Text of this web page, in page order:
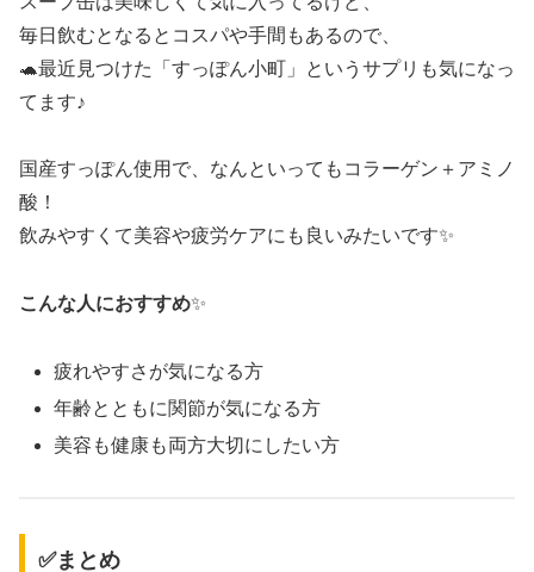
毎日飲むとなるとコスパや手間もあるので、
🐢最近見つけた「すっぽん小町」というサプリも気になっ
てます♪
国産すっぽん使用で、なんといってもコラーゲン＋アミノ
酸！
飲みやすくて美容や疲労ケアにも良いみたいです✨
こんな人におすすめ✨
疲れやすさが気になる方
年齢とともに関節が気になる方
美容も健康も両方大切にしたい方
✅まとめ